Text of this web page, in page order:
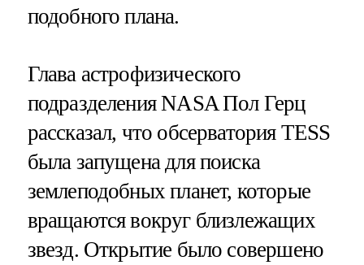
подобного плана.
Глава астрофизического
подразделения NASA Пол Герц
рассказал, что обсерватория TESS
была запущена для поиска
землеподобных планет, которые
вращаются вокруг близлежащих
звезд. Открытие было совершено